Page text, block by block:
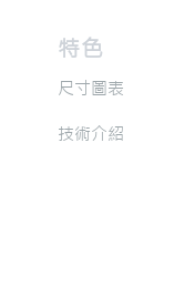
​特色
​尺寸圖表
​技術介紹